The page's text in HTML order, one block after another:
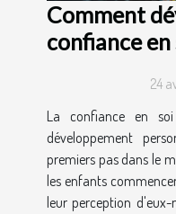
Comment
confiance
24
La confiance en
développement
premiers pas dans le
les enfants
leur perception